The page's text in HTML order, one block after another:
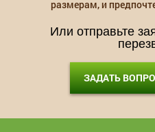
размерам, и
Или отправьте
ЗАДАТЬ